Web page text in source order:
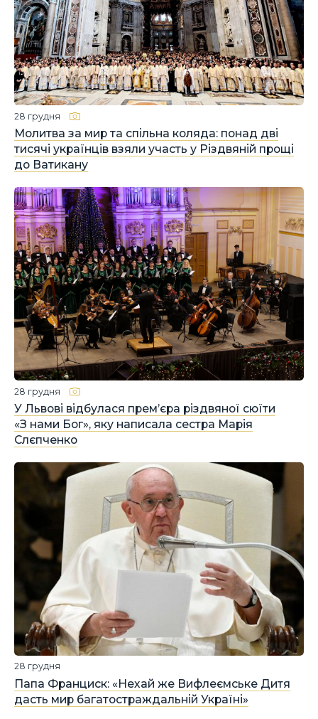
Молитва за мир та спільна коляда: понад дві
тисячі українців взяли участь у Різдвяній прощі
до Ватикану
28 грудня
У Львові відбулася прем’єра різдвяної сюїти
«З нами Бог», яку написала сестра Марія
Слєпченко
28 грудня
Папа Франциск: «Нехай же Вифлеємське Дитя
дасть мир багатостраждальній Україні»
28 грудня